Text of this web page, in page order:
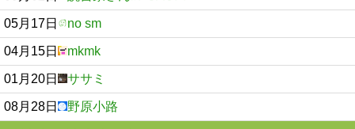
05月17日 no sm
04月15日 mkmk
01月20日 ササミ
08月28日 野原小路